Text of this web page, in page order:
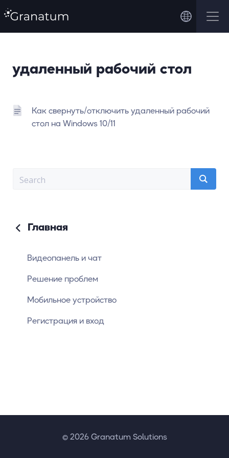
удаленный рабочий стол
Как свернуть/отключить удаленный рабочий
стол на Windows 10/11
Главная
Видеопанель и чат
Решение проблем
Мобильное устройство
Регистрация и вход
© 2026 Granatum Solutions